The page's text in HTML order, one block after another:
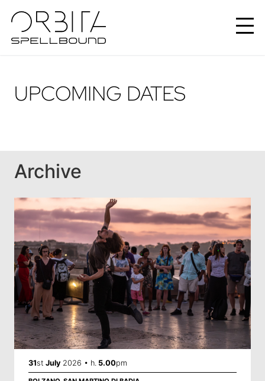
UPCOMING DATES
Archive
31st July 2026 • h. 5.00pm